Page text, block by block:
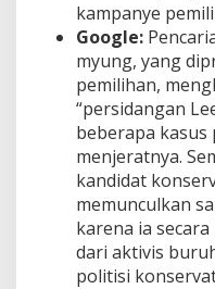
kampanye
Google:
myung, yang
pemilihan,
“persidangan
beberapa kasus
menjeratnya.
kandidat
memunculkan
karena ia
dari aktivis
politisi